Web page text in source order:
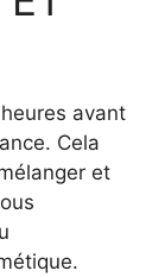
avant
Cela
et